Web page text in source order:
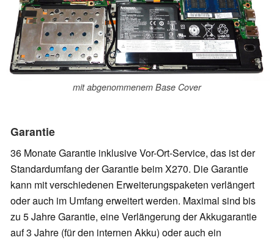
mit abgenommenem Base Cover
Garantie
36 Monate Garantie inklusive Vor-Ort-Service, das ist der
Standardumfang der Garantie beim X270. Die Garantie
kann mit verschiedenen Erweiterungspaketen verlängert
oder auch im Umfang erweitert werden. Maximal sind bis
zu 5 Jahre Garantie, eine Verlängerung der Akkugarantie
auf 3 Jahre (für den internen Akku) oder auch ein